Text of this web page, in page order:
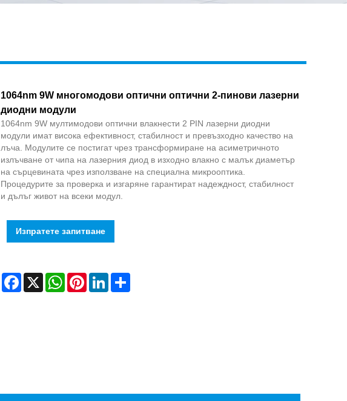
1064nm 9W многомодови оптични оптични 2-пинови лазерни
диодни модули
1064nm 9W мултимодови оптични влакнести 2 PIN лазерни диодни
модули имат висока ефективност, стабилност и превъзходно качество на
лъча. Модулите се постигат чрез трансформиране на асиметричното
излъчване от чипа на лазерния диод в изходно влакно с малък диаметър
на сърцевината чрез използване на специална микрооптика.
Процедурите за проверка и изгаряне гарантират надеждност, стабилност
и дълъг живот на всеки модул.
Изпратете запитване
Facebook
X WhatsAppPinterestLinkedInShare